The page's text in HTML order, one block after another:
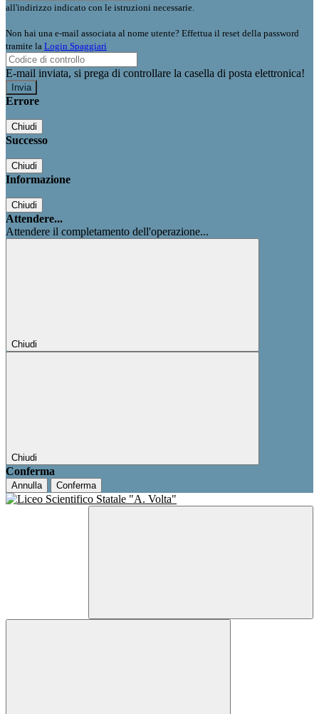
all'indirizzo indicato con le istruzioni necessarie.
Non hai una e-mail associata al nome utente? Effettua il reset della password
tramite la Login Spaggiari
E-mail inviata, si prega di controllare la casella di posta elettronica!
Errore
Chiudi
Successo
Chiudi
Informazione
Chiudi
Attendere...
Attendere il completamento dell'operazione...
Chiudi
Chiudi
Conferma
Annulla Conferma